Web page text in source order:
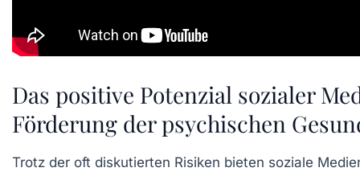
Das positive Potenzial sozialer
Förderung der psychischen
Trotz der oft diskutierten Risiken bieten soziale